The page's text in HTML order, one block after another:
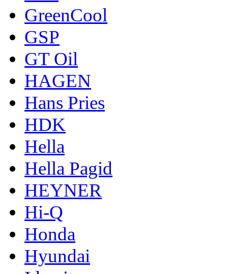
GreenCool
GSP
GT Oil
HAGEN
Hans Pries
HDK
Hella
Hella Pagid
HEYNER
Hi-Q
Honda
Hyundai